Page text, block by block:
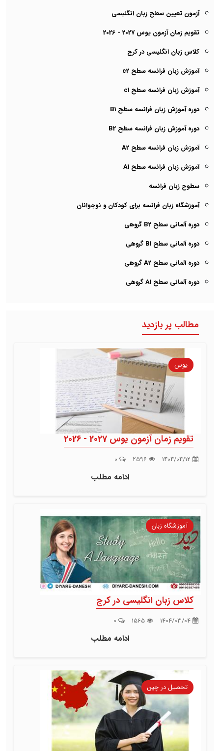
آزمون تعیین سطح زبان انگلیسی
تقویم زمان آزمون یوس 2027 - 2026
کلاس زبان انگلیسی در کرج
آموزش زبان فرانسه سطح c2
آموزش زبان فرانسه سطح c1
دوره آموزش زبان فرانسه سطح B1
دوره آموزش زبان فرانسه سطح B2
آموزش زبان فرانسه سطح A2
آموزش زبان فرانسه سطح A1
سطوح زبان فرانسه
آموزشگاه زبان فرانسه برای کودکان و نوجوانان
دوره آلمانی سطح B2 گروهی
دوره آلمانی سطح B1 گروهی
دوره آلمانی سطح A2 گروهی
دوره آلمانی سطح A1 گروهی
مطالب پر بازدید
یوس
تقویم زمان آزمون یوس 2027 - 2026
ادامه مطلب
آموزشگاه زبان
کلاس زبان انگلیسی در کرج
ادامه مطلب
تحصیل در چین